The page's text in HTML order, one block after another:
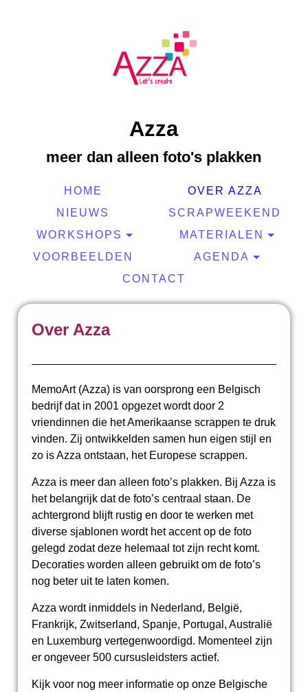
Azza
meer dan alleen foto's plakken
HOME
OVER AZZA
NIEUWS
SCRAPWEEKEND
WORKSHOPS
MATERIALEN
VOORBEELDEN
AGENDA
CONTACT
Over Azza
MemoArt (Azza) is van oorsprong een Belgisch
bedrijf dat in 2001 opgezet wordt door 2
vriendinnen die het Amerikaanse scrappen te druk
vinden. Zij ontwikkelden samen hun eigen stijl en
zo is Azza ontstaan, het Europese scrappen.
Azza is meer dan alleen foto’s plakken. Bij Azza is
het belangrijk dat de foto’s centraal staan. De
achtergrond blijft rustig en door te werken met
diverse sjablonen wordt het accent op de foto
gelegd zodat deze helemaal tot zijn recht komt.
Decoraties worden alleen gebruikt om de foto’s
nog beter uit te laten komen.
Azza wordt inmiddels in Nederland, België,
Frankrijk, Zwitserland, Spanje, Portugal, Australië
en Luxemburg vertegenwoordigd. Momenteel zijn
er ongeveer 500 cursusleidsters actief.
Kijk voor nog meer informatie op onze Belgische